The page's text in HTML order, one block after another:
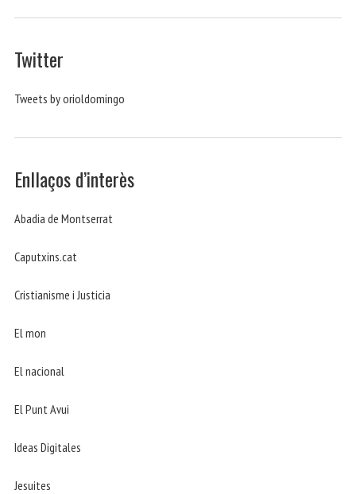
Twitter
Tweets by orioldomingo
Enllaços d’interès
Abadia de Montserrat
Caputxins.cat
Cristianisme i Justicia
El mon
El nacional
El Punt Avui
Ideas Digitales
Jesuites